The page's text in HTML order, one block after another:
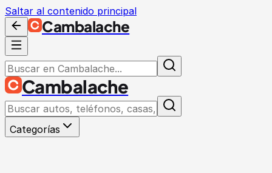
Saltar al contenido principal
Cambalache
Cambalache
Categorías